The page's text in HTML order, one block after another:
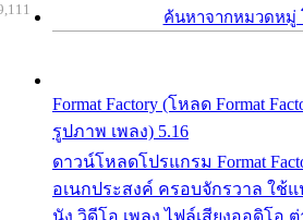
ค้นหาจากหมวดหมู่
Format Factory (โหลด Format
รูปภาพ เพลง) 5.16
ดาวน์โหลดโปรแกรม Format
อเนกประสงค์ ครอบจักรวาล ใช้
นัง วิดีโอ เพลง ไฟล์เสียงออดิโอ ต่